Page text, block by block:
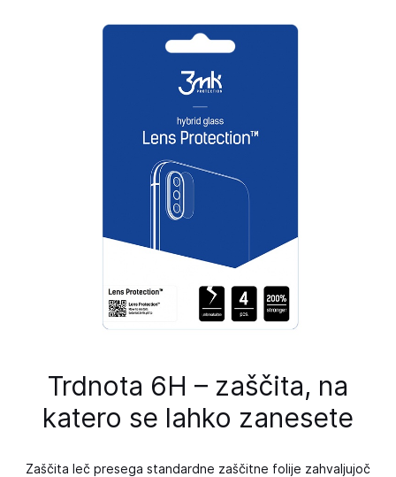
Trdnota 6H – zaščita, na
katero se lahko zanesete
Zaščita leč presega standardne zaščitne folije zahvaljujoč